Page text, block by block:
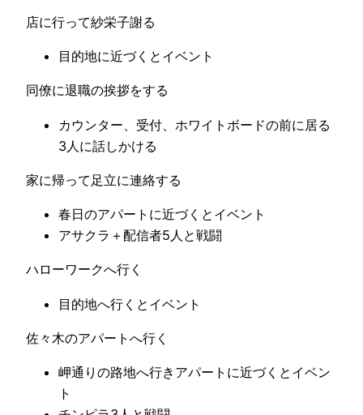
店に行って紗栄子謝る
目的地に近づくとイベント
同僚に退職の挨拶をする
カウンター、受付、ホワイトボードの前に居る
3人に話しかける
家に帰って足立に連絡する
春日のアパートに近づくとイベント
アサクラ＋配信者5人と戦闘
ハローワークへ行く
目的地へ行くとイベント
佐々木のアパートへ行く
岬通りの路地へ行きアパートに近づくとイベン
ト